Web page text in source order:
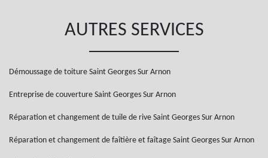
AUTRES SERVICES
Démoussage de toiture Saint Georges Sur Arnon
Entreprise de couverture Saint Georges Sur Arnon
Réparation et changement de tuile de rive Saint Georges Sur Arnon
Réparation et changement de faîtière et faîtage Saint Georges Sur Arnon